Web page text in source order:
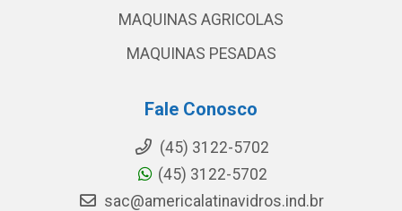
MAQUINAS AGRICOLAS
MAQUINAS PESADAS
Fale Conosco
(45) 3122-5702
(45) 3122-5702
sac@americalatinavidros.ind.br